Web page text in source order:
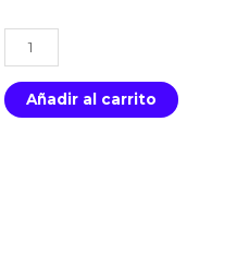
NEXT
WAVE
LABS
Max
Añadir al carrito